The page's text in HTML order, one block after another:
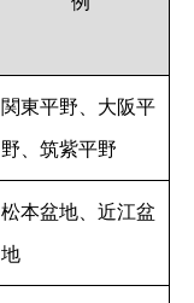
関東平野、大阪平
野、筑紫平野
松本盆地、近江盆
地